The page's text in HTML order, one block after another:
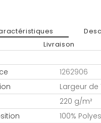
Livraison
1262906
Largeur de
220 g/m²
100%